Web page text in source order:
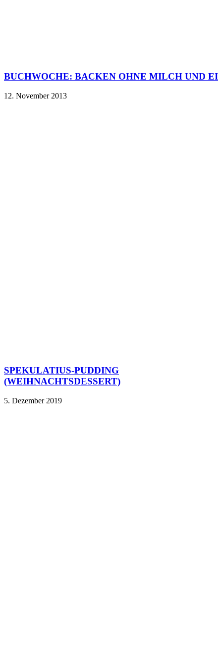
BUCHWOCHE: BACKEN OHNE MILCH UND EI
12. November 2013
SPEKULATIUS-PUDDING
(WEIHNACHTSDESSERT)
5. Dezember 2019